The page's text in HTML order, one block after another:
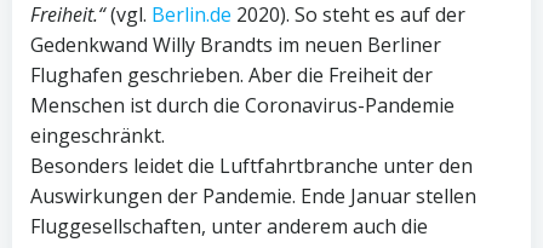
Freiheit.“(vgl. Berlin.de 2020). So steht es auf der
Gedenkwand Willy Brandts im neuen Berliner
Flughafen geschrieben. Aber die Freiheit der
Menschen ist durch die Coronavirus-Pandemie
eingeschränkt.
Besonders leidet die Luftfahrtbranche unter den
Auswirkungen der Pandemie. Ende Januar stellen
Fluggesellschaften, unter anderem auch die